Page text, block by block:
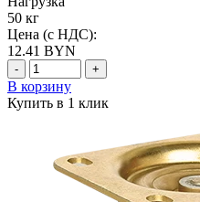
50 кг
Цена (с НДС):
12.41 BYN
- +
В корзину
Купить в 1 клик